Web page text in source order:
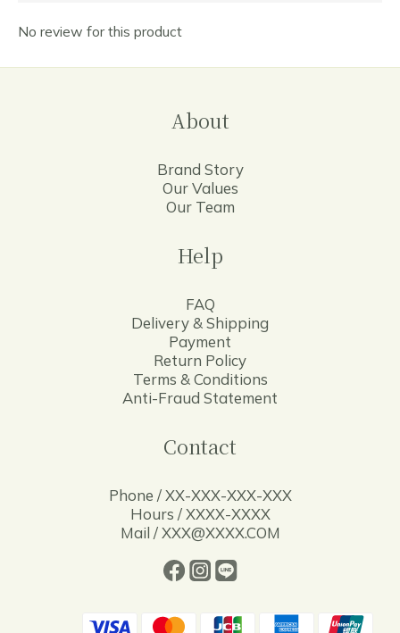
No review for this product
About
Brand Story
Our Values
Our Team
Help
FAQ
Delivery & Shipping
Payment
Return Policy
Terms & Conditions
Anti-Fraud Statement
Contact
Phone / XX-XXX-XXX-XXX
Hours / XXXX-XXXX
Mail / XXX@XXXX.COM